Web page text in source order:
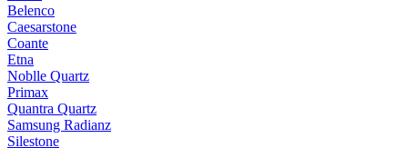
Belenco
Caesarstone
Coante
Etna
Noblle Quartz
Primax
Quantra Quartz
Samsung Radianz
Silestone